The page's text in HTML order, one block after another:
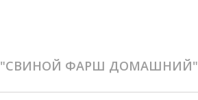
"СВИНОЙ ФАРШ ДОМАШНИЙ"